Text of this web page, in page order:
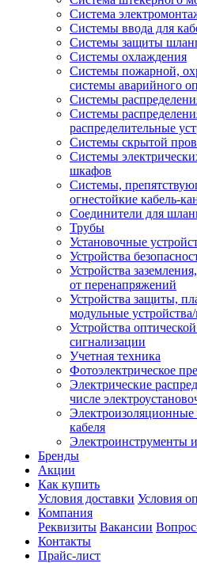
Система
Системы ввода для
Системы защиты
Системы охлаждения
Системы пожарной,
системы аварийного
Системы
Системы
распределительные
Системы скрытой
Системы
шкафов
Системы,
огнестойкие кабель-
Соединители для
Трубы
Установочные
Устройства
Устройства
от перенапряжений
Устройства защиты,
модульные
Устройства
сигнализации
Учетная техника
Фотоэлектрическое
Электрические
числе
кабеля
Электроинструменты
Бренды
Акции
Как купить
Условия доставки Условия
Компания
Реквизиты Вакансии
Контакты
Прайс-лист